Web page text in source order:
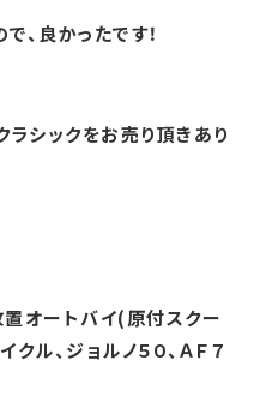
、良かったです！
ラシックをお売り頂きあり
置オートバイ(原付スクー
ル、ジョルノ５０、ＡＦ７